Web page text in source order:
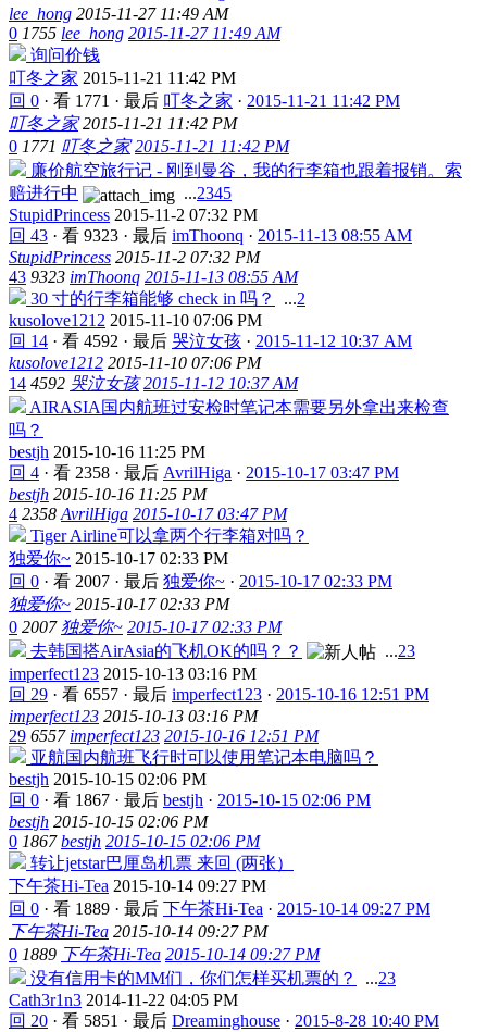
lee_hong 2015-11-27 11:49 AM
0 1755 lee_hong 2015-11-27 11:49 AM
询问价钱
叮冬之家 2015-11-21 11:42 PM
回 0 · 看 1771 · 最后 叮冬之家 · 2015-11-21 11:42 PM
叮冬之家 2015-11-21 11:42 PM
0 1771 叮冬之家 2015-11-21 11:42 PM
廉价航空旅行记 - 刚到曼谷，我的行李箱也跟着报销。索
赔进行中
...2345
StupidPrincess 2015-11-2 07:32 PM
回 43 · 看 9323 · 最后 imThoonq · 2015-11-13 08:55 AM
StupidPrincess 2015-11-2 07:32 PM
43 9323 imThoonq 2015-11-13 08:55 AM
30 寸的行李箱能够 check in 吗？
...2
kusolove1212 2015-11-10 07:06 PM
回 14 · 看 4592 · 最后 哭泣女孩 · 2015-11-12 10:37 AM
kusolove1212 2015-11-10 07:06 PM
14 4592 哭泣女孩 2015-11-12 10:37 AM
AIRASIA国内航班过安检时笔记本需要另外拿出来检查
吗？
bestjh 2015-10-16 11:25 PM
回 4 · 看 2358 · 最后 AvrilHiga · 2015-10-17 03:47 PM
bestjh 2015-10-16 11:25 PM
4 2358 AvrilHiga 2015-10-17 03:47 PM
Tiger Airline可以拿两个行李箱对吗？
独爱你~ 2015-10-17 02:33 PM
回 0 · 看 2007 · 最后 独爱你~ · 2015-10-17 02:33 PM
独爱你~ 2015-10-17 02:33 PM
0 2007 独爱你~ 2015-10-17 02:33 PM
去韩国搭AirAsia的飞机OK的吗？？
...23
imperfect123 2015-10-13 03:16 PM
回 29 · 看 6557 · 最后 imperfect123 · 2015-10-16 12:51 PM
imperfect123 2015-10-13 03:16 PM
29 6557 imperfect123 2015-10-16 12:51 PM
亚航国内航班飞行时可以使用笔记本电脑吗？
bestjh 2015-10-15 02:06 PM
回 0 · 看 1867 · 最后 bestjh · 2015-10-15 02:06 PM
bestjh 2015-10-15 02:06 PM
0 1867 bestjh 2015-10-15 02:06 PM
转让jetstar巴厘岛机票 来回 (两张）
下午茶Hi-Tea 2015-10-14 09:27 PM
回 0 · 看 1889 · 最后 下午茶Hi-Tea · 2015-10-14 09:27 PM
下午茶Hi-Tea 2015-10-14 09:27 PM
0 1889 下午茶Hi-Tea 2015-10-14 09:27 PM
没有信用卡的MM们，你们怎样买机票的？
...23
Cath3r1n3 2014-11-22 04:05 PM
回 20 · 看 5851 · 最后 Dreaminghouse · 2015-8-28 10:40 PM